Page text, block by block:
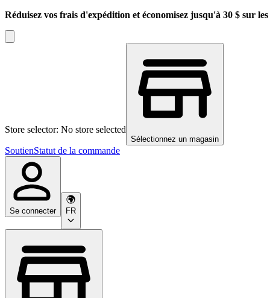
Réduisez vos frais d'expédition et économisez jusqu'à 30 $ sur
Store selector: No store selected
Sélectionnez un magasin
SoutienStatut de la commande
Se connecter FR